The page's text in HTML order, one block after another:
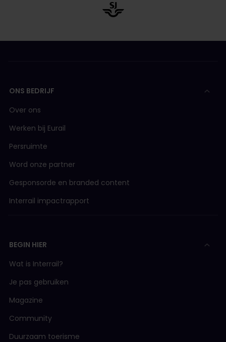
ONS BEDRIJF
Over ons
Werken bij Eurail
Persruimte
Word onze partner
Gesponsorde en branded content
Interrail impactrapport
BEGIN HIER
Wat is Interrail?
Je pas gebruiken
Magazine
Community
Duurzaam toerisme